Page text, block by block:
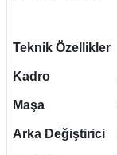
Teknik Özellikler
Kadro
Maşa
Arka Değiştirici